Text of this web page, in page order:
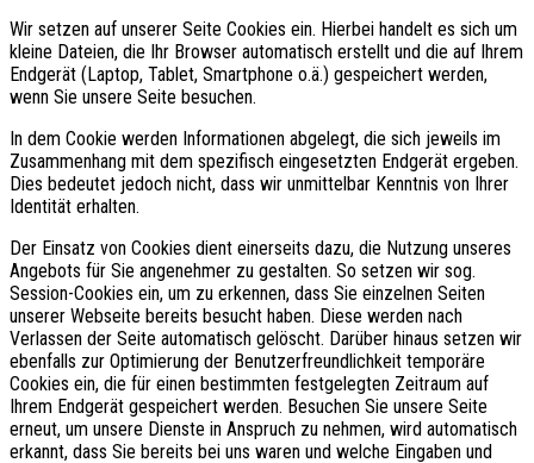
Wir setzen auf unserer Seite Cookies ein. Hierbei handelt es sich um
kleine Dateien, die Ihr Browser automatisch erstellt und die auf Ihrem
Endgerät (Laptop, Tablet, Smartphone o.ä.) gespeichert werden,
wenn Sie unsere Seite besuchen.
In dem Cookie werden Informationen abgelegt, die sich jeweils im
Zusammenhang mit dem spezifisch eingesetzten Endgerät ergeben.
Dies bedeutet jedoch nicht, dass wir unmittelbar Kenntnis von Ihrer
Identität erhalten.
Der Einsatz von Cookies dient einerseits dazu, die Nutzung unseres
Angebots für Sie angenehmer zu gestalten. So setzen wir sog.
Session-Cookies ein, um zu erkennen, dass Sie einzelnen Seiten
unserer Webseite bereits besucht haben. Diese werden nach
Verlassen der Seite automatisch gelöscht. Darüber hinaus setzen wir
ebenfalls zur Optimierung der Benutzerfreundlichkeit temporäre
Cookies ein, die für einen bestimmten festgelegten Zeitraum auf
Ihrem Endgerät gespeichert werden. Besuchen Sie unsere Seite
erneut, um unsere Dienste in Anspruch zu nehmen, wird automatisch
erkannt, dass Sie bereits bei uns waren und welche Eingaben und